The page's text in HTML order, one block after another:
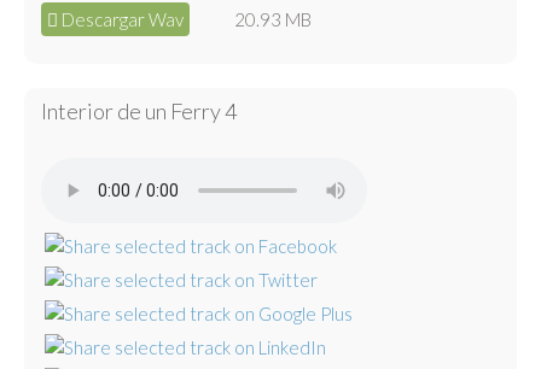
Descargar Wav 20.93 MB
Interior de un Ferry 4